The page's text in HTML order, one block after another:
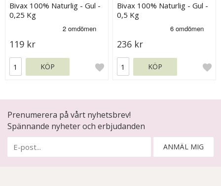
Bivax 100% Naturlig - Gul -
0,25 Kg
119 kr
KÖP
Bivax 100% Naturlig - Gul -
0,5 Kg
236 kr
KÖP
Prenumerera på vårt nyhetsbrev!
Spännande nyheter och erbjudanden
ANMÄL MIG